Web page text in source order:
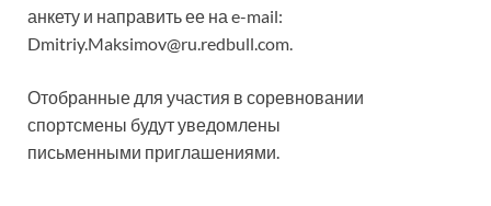
анкету и направить ее на e-mail:
Dmitriy.Maksimov@ru.redbull.com.
Отобранные для участия в соревновании
спортсмены будут уведомлены
письменными приглашениями.